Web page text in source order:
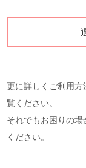
更に詳しくご利用
覧ください。
それでもお困りの場
ください。